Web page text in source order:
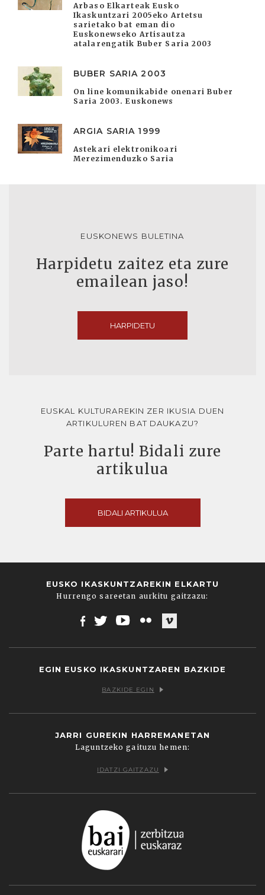
Arbaso Elkarteak Eusko
Ikaskuntzari 2005eko Artetsu
sarietako bat eman dio
Euskonewseko Artisautza
atalarengatik Buber Saria 2003
BUBER SARIA 2003
On line komunikabide onenari Buber
Saria 2003. Euskonews
ARGIA SARIA 1999
Astekari elektronikoari
Merezimenduzko Saria
EUSKONEWS BULETINA
Harpidetu zaitez eta zure
emailean jaso!
HARPIDETU
EUSKAL KULTURAREKIN ZER IKUSIA DUEN
ARTIKULUREN BAT DAUKAZU?
Parte hartu! Bidali zure
artikulua
BIDALI ARTIKULUA
EUSKO IKASKUNTZAREKIN ELKARTU
Hurrengo sareetan aurkitu gaitzazu:
EGIN EUSKO IKASKUNTZAREN BAZKIDE
BAZKIDE EGIN
JARRI GUREKIN HARREMANETAN
Laguntzeko gaituzu hemen:
IDATZI GAITZAZU